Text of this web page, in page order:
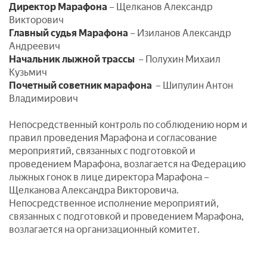
Директор Марафона – Щелканов Александр
Викторович
Главный судья Марафона – Изиланов Александр
Андреевич
Начальник лыжной трассы – Полухин Михаил
Кузьмич
Почетный советник марафона – Шипулин Антон
Владимирович
Непосредственный контроль по соблюдению норм и
правил проведения Марафона и согласование
мероприятий, связанных с подготовкой и
проведением Марафона, возлагается на Федерацию
лыжных гонок в лице директора Марафона –
Щелканова Александра Викторовича.
Непосредственное исполнение мероприятий,
связанных с подготовкой и проведением Марафона,
возлагается на организационный комитет.